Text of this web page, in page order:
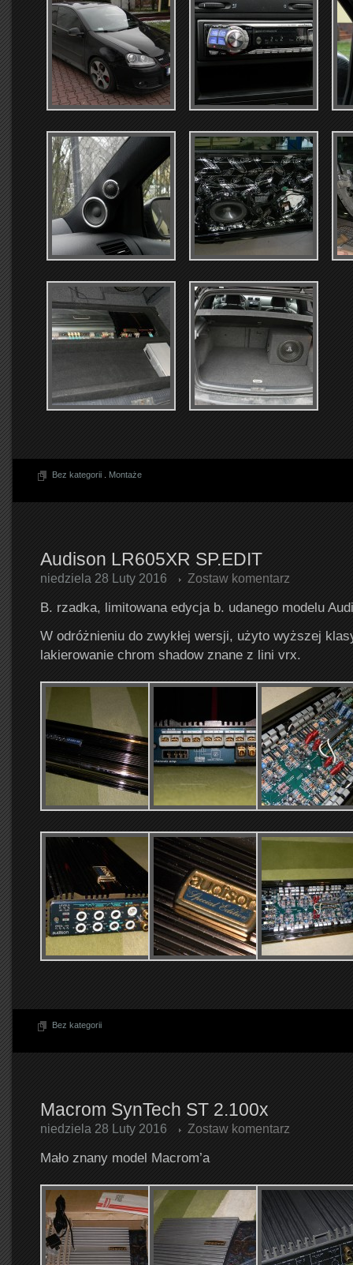
Bez kategorii. Montaże
Audison LR605XR SP.EDIT
niedziela 28 Luty 2016 Zostaw komentarz
B. rzadka, limitowana edycja b. udanego modelu
W odróżnieniu do zwykłej wersji, użyto wyższej
lakierowanie chrom shadow znane z lini vrx.
Bez kategorii
Macrom SynTech ST 2.100x
niedziela 28 Luty 2016 Zostaw komentarz
Mało znany model Macrom’a